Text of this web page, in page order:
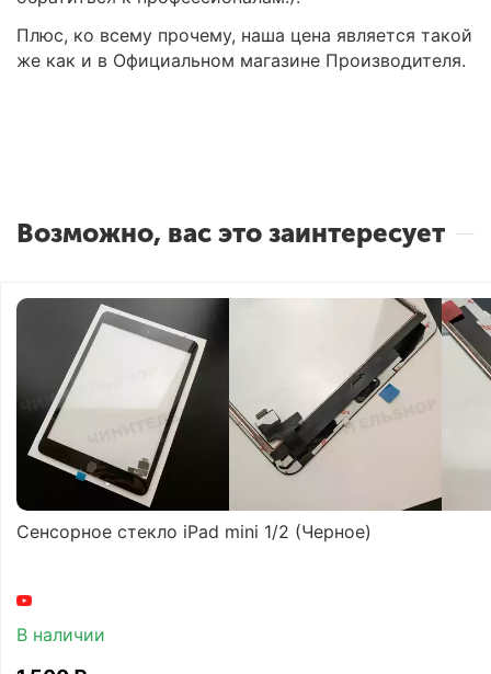
Плюс, ко всему прочему, наша цена является такой
же как и в Официальном магазине Производителя.
Возможно, вас это заинтересует
Сенсорное стекло iPad mini 1/2 (Черное)
В наличии